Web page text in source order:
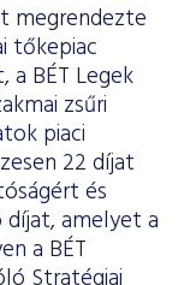
megrendezte
tőkepiac
BÉT Legek
zsűri
piaci
22 díjat
és
amelyet a
a BÉT